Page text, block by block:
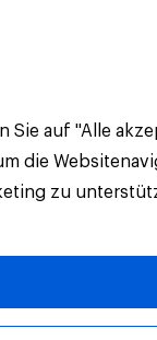
Sie auf "Alle
die
zu